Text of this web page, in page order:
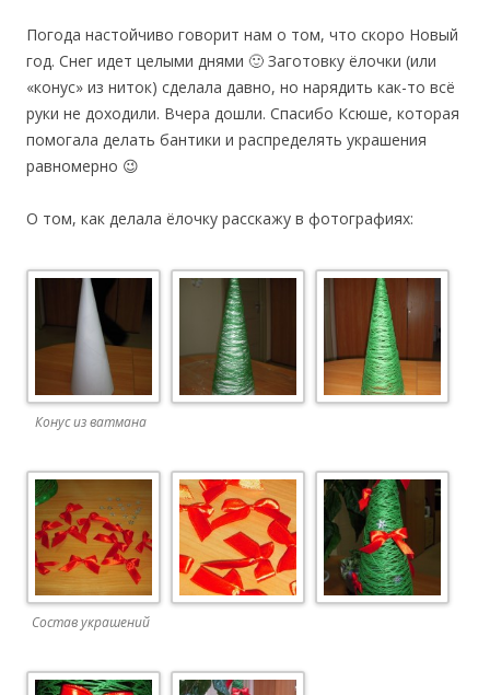
Погода настойчиво говорит нам о том, что скоро Новый
год. Снег идет целыми днями 🙂 Заготовку ёлочки (или
«конус» из ниток) сделала давно, но нарядить как-то всё
руки не доходили. Вчера дошли. Спасибо Ксюше, которая
помогала делать бантики и распределять украшения
равномерно 😉
О том, как делала ёлочку расскажу в фотографиях:
Конус из ватмана
Состав украшений